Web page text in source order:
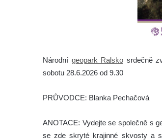
Národní geopark Ralsko srdečně
sobotu 28.6.2026 od 9.30
PRŮVODCE: Blanka Pechačová
ANOTACE: Vydejte se společně s
se zde skryté krajinné skvosty a